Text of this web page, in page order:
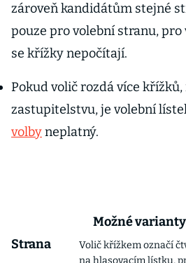
zároveň kandidátům stejné
pouze pro volební stranu,
se křížky nepočítají.
Pokud volič rozdá více křížků,
zastupitelstvu, je volební
volbyneplatný.
Možné
Strana
Volič křížkem označí
na hlasovacím lístku,